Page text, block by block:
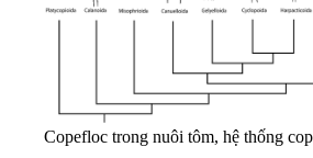
Copefloc trong nuôi tôm, hệ thống